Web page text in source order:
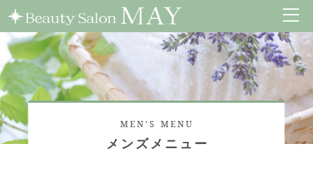
MEN'S MENU
メンズメニュー